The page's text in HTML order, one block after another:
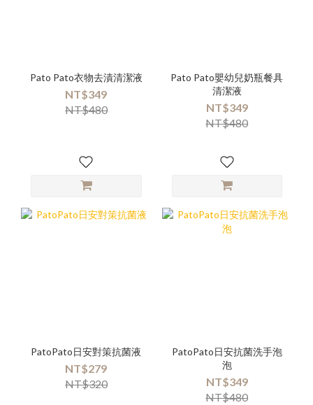
Pato Pato衣物去漬清潔液
NT$349
NT$480
Pato Pato嬰幼兒奶瓶餐具
清潔液
NT$349
NT$480
PatoPato日安對策抗菌液
NT$279
NT$320
PatoPato日安抗菌洗手泡
泡
NT$349
NT$480